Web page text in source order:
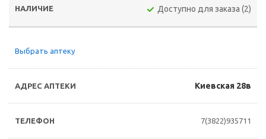
Доступно для заказа (2)
Выбрать аптеку
Киевская 28в
7(3822)935711